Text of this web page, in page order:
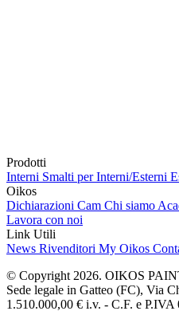
Prodotti
Interni Smalti per Interni/Esterni
Oikos
Dichiarazioni Cam Chi siamo
Lavora con noi
Link Utili
News Rivenditori My Oikos
© Copyright 2026. OIKOS
Sede legale in Gatteo (FC), Via
1.510.000,00 € i.v. - C.F. e